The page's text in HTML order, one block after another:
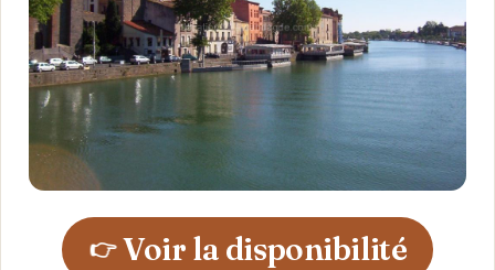
👉 Voir la disponibilité